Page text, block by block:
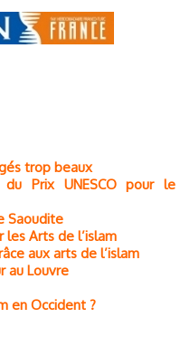
trop beaux
du Prix UNESCO pour le
Saoudite
les Arts de l’islam
aux arts de l’islam
au Louvre
en Occident ?